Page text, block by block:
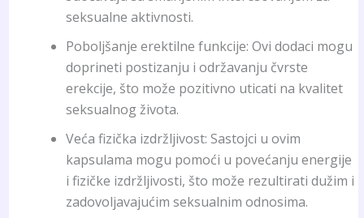
seksualne aktivnosti.
Poboljšanje erektilne funkcije: Ovi dodaci mogu
doprineti postizanju i održavanju čvrste
erekcije, što može pozitivno uticati na kvalitet
seksualnog života.
Veća fizička izdržljivost: Sastojci u ovim
kapsulama mogu pomoći u povećanju energije
i fizičke izdržljivosti, što može rezultirati dužim i
zadovoljavajućim seksualnim odnosima.